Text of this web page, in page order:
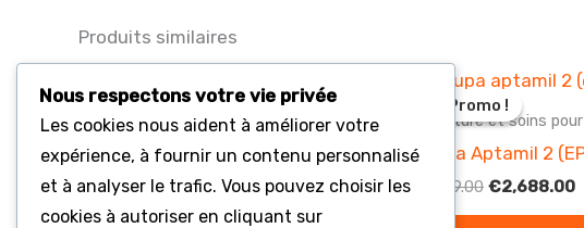
Produits similaires
Nourriture et soins pour bébé
Biscuits 166g – NUTELLA
€2,002.00
Promo !
Promo !
Nourriture et soins
Milupa Aptamil 2
3,199.00 Le
€2,688.00Le
Nous respectons votre vie privée
Les cookies nous aident à améliorer votre
expérience, à fournir un contenu personnalisé
et à analyser le trafic. Vous pouvez choisir les
cookies à autoriser en cliquant sur